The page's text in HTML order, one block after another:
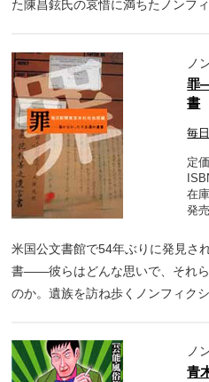
た陳昌鉉氏の哀惜に満ちたノンフ
ノ
罪
書
毎
定価
在庫
発
米国公文書館で54年ぶりに発見さ
書――彼らはどんな思いで、それ
のか。遺族を訪ね歩くノンフィクシ
ノ
青